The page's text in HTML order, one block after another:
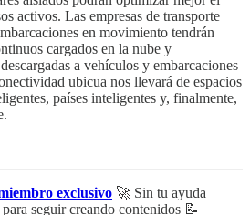
activos. Las empresas de transporte
en movimiento tendrán
cargados en la nube y
a vehículos y embarcaciones
ubicua nos llevará de espacios
países inteligentes y, finalmente,
exclusivo 🚀 Sin tu ayuda
seguir creando contenidos 📝